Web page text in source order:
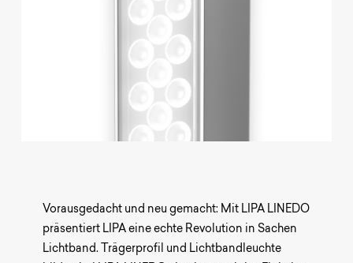
Vorausgedacht und neu gemacht: Mit LIPA LINEDO
präsentiert LIPA eine echte Revolution in Sachen
Lichtband. Trägerprofil und Lichtbandleuchte
Wir sind Ihr Partner für individuelle
Lichtlösungen.